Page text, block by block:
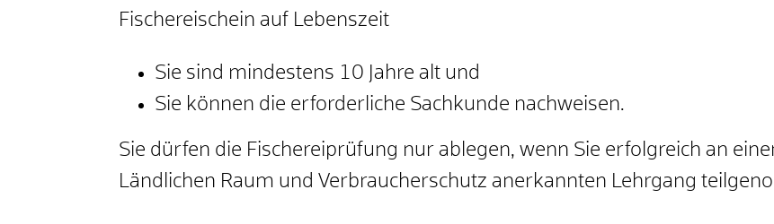
Fischereischein auf Lebenszeit
Sie sind mindestens 10 Jahre alt und
Sie können die erforderliche Sachkunde nachweisen.
Sie dürfen die Fischereiprüfung nur ablegen, wenn Sie erfolgreich an
Ländlichen Raum und Verbraucherschutz anerkannten Lehrgang